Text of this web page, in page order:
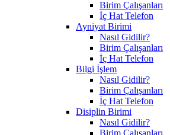
Birim Çalışanları
İç Hat Telefon
Ayniyat Birimi
Nasıl Gidilir?
Birim Çalışanları
İç Hat Telefon
Bilgi İşlem
Nasıl Gidilir?
Birim Çalışanları
İç Hat Telefon
Disiplin Birimi
Nasıl Gidilir?
Birim Çalışanları